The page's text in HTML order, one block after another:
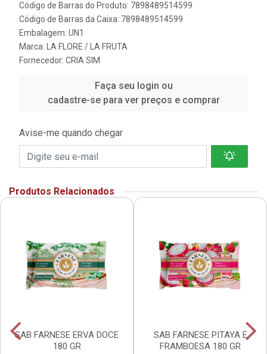
Código de Barras do Produto: 7898489514599
Código de Barras da Caixa: 7898489514599
Embalagem: UN1
Marca: LA FLORE / LA FRUTA
Fornecedor: CRIA SIM
Faça seu login ou
cadastre-se para ver preços e comprar
Avise-me quando chegar
Produtos Relacionados
SAB FARNESE ERVA DOCE
180 GR
SAB FARNESE PITAYA E
FRAMBOESA 180 GR